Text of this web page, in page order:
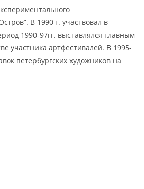
В 1990 г. участвовал в
1990-97гг. выставлялся главным
участника артфестивалей. В 1995-
петербургских художников на